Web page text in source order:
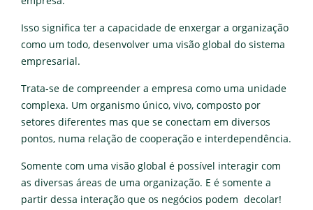
Isso significa ter a capacidade de enxergar a organização
como um todo, desenvolver uma visão global do sistema
empresarial.
Trata-se de compreender a empresa como uma unidade
complexa. Um organismo único, vivo, composto por
setores diferentes mas que se conectam em diversos
pontos, numa relação de cooperação e interdependência.
Somente com uma visão global é possível interagir com
as diversas áreas de uma organização. E é somente a
partir dessa interação que os negócios podem decolar!